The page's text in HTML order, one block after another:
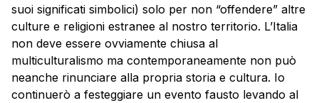
suoi significati simbolici) solo per non “offendere” altre
culture e religioni estranee al nostro territorio. L’Italia
non deve essere ovviamente chiusa al
multiculturalismo ma contemporaneamente non può
neanche rinunciare alla propria storia e cultura. Io
continuerò a festeggiare un evento fausto levando al